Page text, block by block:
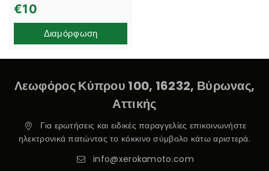
€10
Διαμόρφωση
Λεωφόρος Κύπρου 100, 16232, Βύρωνας,
Αττικής
Για ερωτήσεις και ειδικές παραγγελίες επικοινωνήστε
ηλεκτρονικά πατώντας το κόκκινο σύμβολο κάτω αριστερά.
info@xerokamoto.com